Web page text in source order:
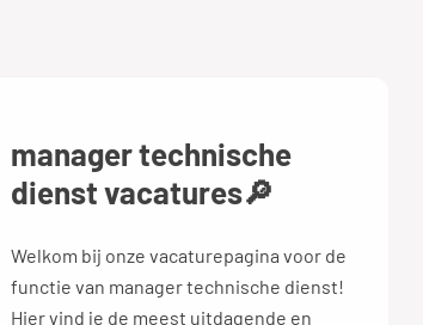
manager technische
dienst vacatures🔎
Welkom bij onze vacaturepagina voor de
functie van manager technische dienst!
Hier vind je de meest uitdagende en